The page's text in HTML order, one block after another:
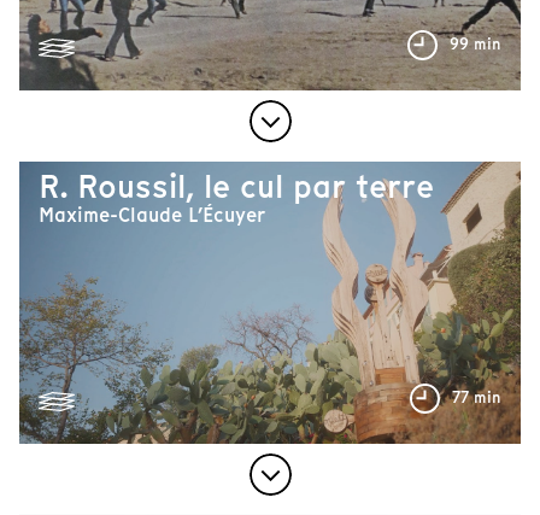
99 min
R. Roussil, le cul par terre
Maxime-Claude L’Écuyer
77 min